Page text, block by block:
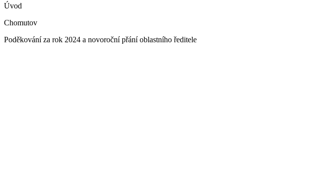
Úvod
Chomutov
Poděkování za rok 2024 a novoroční přání oblastního ředitele